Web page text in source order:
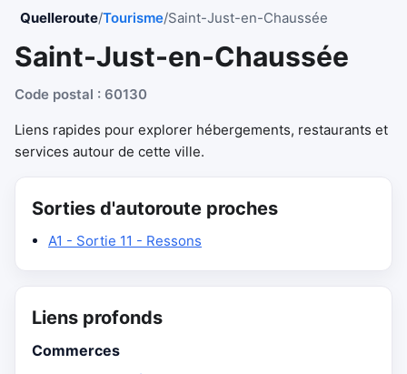
Quelleroute/Tourisme/Saint-Just-en-Chaussée
Saint-Just-en-Chaussée
Code postal : 60130
Liens rapides pour explorer hébergements, restaurants et
services autour de cette ville.
Sorties d'autoroute proches
A1 - Sortie 11 - Ressons
Liens profonds
Commerces